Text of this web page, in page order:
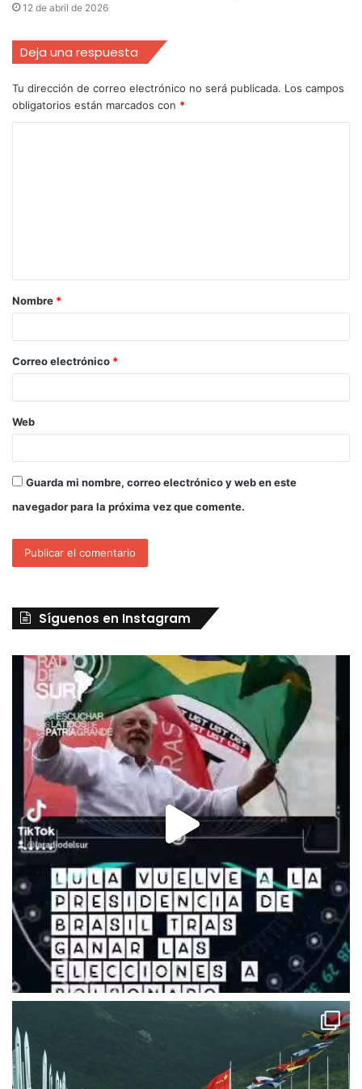
12 de abril de 2026
Deja una respuesta
Tu dirección de correo electrónico no será publicada. Los campos
obligatorios están marcados con *
Nombre *
Correo electrónico *
Web
Guarda mi nombre, correo electrónico y web en este
navegador para la próxima vez que comente.
Síguenos en Instagram